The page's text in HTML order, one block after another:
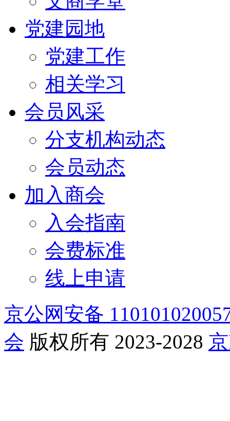
党建园地
党建工作
相关学习
会员风采
分支机构动态
会员动态
加入商会
入会指南
会费标准
线上申请
京公网安备
会 版权所有 2023-2028